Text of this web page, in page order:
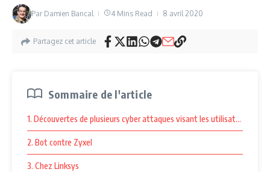
Par Damien Bancal 4 Mins Read 8 avril 2020
Partagez cet article
Sommaire de l'article
1. Découvertes de plusieurs cyber attaques visant les utilisateurs de
2. Bot contre Zyxel
3. Chez Linksys